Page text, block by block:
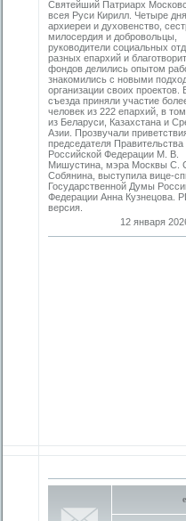
Святейший Патриарх
всея Руси Кирилл. Четыре дня
архиереи и духовенство,
милосердия и добровольцы,
руководители социальных
разных епархий и
фондов делились опытом
знакомились с новыми
организации своих проектов.
съезда приняли участие
человек из 222 епархий, в
из Беларуси, Казахстана и
Азии. Прозвучали
председателя Правительства
Российской Федерации М. В.
Мишустина, мэра Москвы С.
Собянина, выступила вице-
Государственной Думы
Федерации Анна Кузнецова.
версия.
12 января